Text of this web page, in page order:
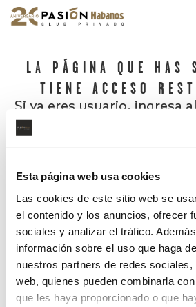
Esta página web usa cookies
Las cookies de este sitio web se
el contenido y los anuncios, ofrecer
sociales y analizar el tráfico.
información sobre el uso que haga
nuestros partners de redes
web, quienes pueden combinarla
que les haya proporcionado o que
LA PÁGINA QUE HAS
TIENE ACCESO
Si ya eres usuario, ingresa
¿Has olvidado tu contraseña?